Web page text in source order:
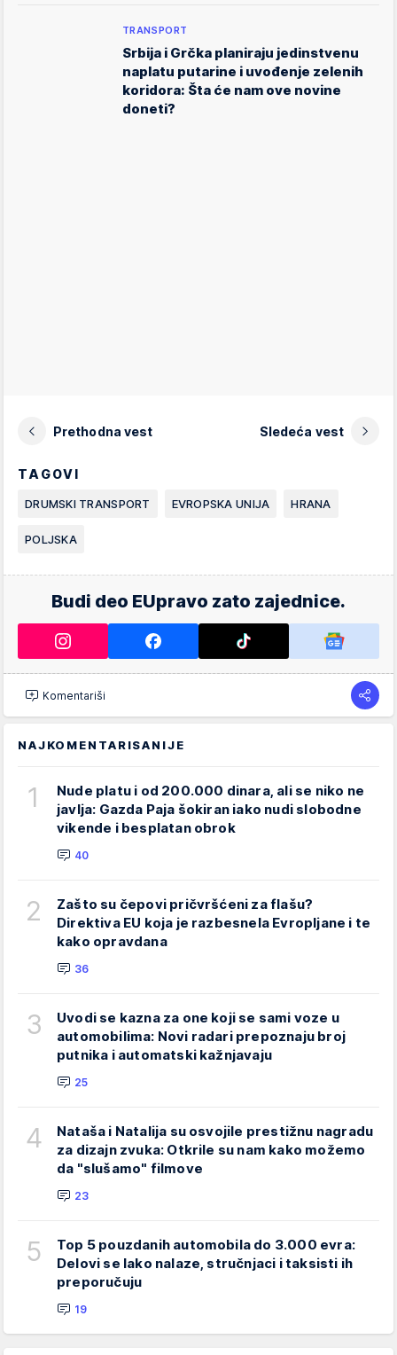
TRANSPORT
Srbija i Grčka planiraju jedinstvenu
naplatu putarine i uvođenje zelenih
koridora: Šta će nam ove novine
doneti?
Prethodna vest Sledeća vest
TAGOVI
DRUMSKI TRANSPORT EVROPSKA UNIJA HRANA
POLJSKA
Budi deo EUpravo zato zajednice.
Komentariši
NAJKOMENTARISANIJE
1
Nude platu i od 200.000 dinara, ali se niko ne
javlja: Gazda Paja šokiran iako nudi slobodne
vikende i besplatan obrok
40
2
Zašto su čepovi pričvršćeni za flašu?
Direktiva EU koja je razbesnela Evropljane i te
kako opravdana
36
3
Uvodi se kazna za one koji se sami voze u
automobilima: Novi radari prepoznaju broj
putnika i automatski kažnjavaju
25
4
Nataša i Natalija su osvojile prestižnu nagradu
za dizajn zvuka: Otkrile su nam kako možemo
da "slušamo" filmove
23
5
Top 5 pouzdanih automobila do 3.000 evra:
Delovi se lako nalaze, stručnjaci i taksisti ih
preporučuju
19